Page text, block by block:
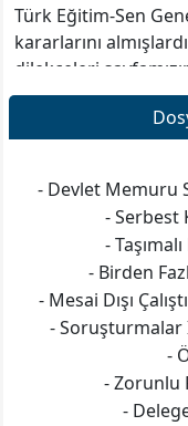
Türk Eğitim-Sen
kararlarını
dilekçeleri
Panosu
1-Serbest Kıyafet
2-Mesai Saatleri
Getirmeme Eylem
3-Tam Gün Eğitim
Tutmama Eylem
4-Öğrencilerin Özel
Kapsamında
Nöbetçi
Görevleri Yerine
5- Haftada Birden
Üyelerimizin İlk
Yerine Getirmeme
- Devlet Memuru
- Serbest
-
- Birden
- Mesai Dışı
- Soruşturmalar
-
- Zorunlu
-